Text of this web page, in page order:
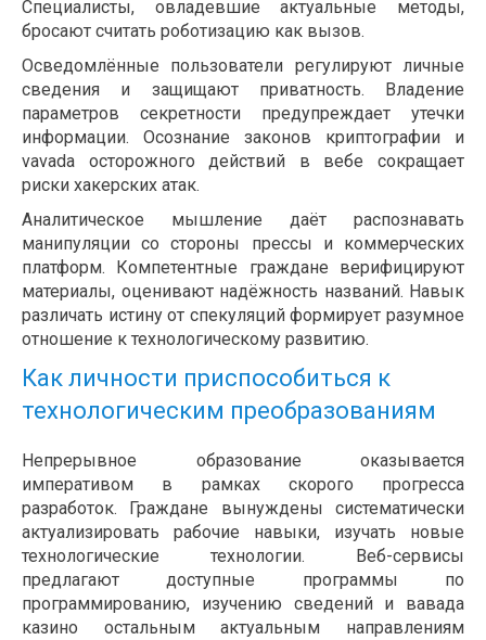
Специалисты, овладевшие актуальные методы,
бросают считать роботизацию как вызов.
Осведомлённые пользователи регулируют личные
сведения и защищают приватность. Владение
параметров секретности предупреждает утечки
информации. Осознание законов криптографии и
vavada осторожного действий в вебе сокращает
риски хакерских атак.
Аналитическое мышление даёт распознавать
манипуляции со стороны прессы и коммерческих
платформ. Компетентные граждане верифицируют
материалы, оценивают надёжность названий. Навык
различать истину от спекуляций формирует разумное
отношение к технологическому развитию.
Как личности приспособиться к
технологическим преобразованиям
Непрерывное образование оказывается
императивом в рамках скорого прогресса
разработок. Граждане вынуждены систематически
актуализировать рабочие навыки, изучать новые
технологические технологии. Веб-сервисы
предлагают доступные программы по
программированию, изучению сведений и вавада
казино остальным актуальным направлениям